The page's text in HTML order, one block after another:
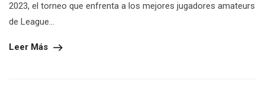
2023, el torneo que enfrenta a los mejores jugadores amateurs
de League...
Leer Más